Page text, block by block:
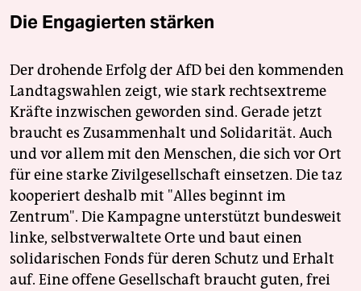
Die Engagierten stärken
Der drohende Erfolg der AfD bei den kommenden
Landtagswahlen zeigt, wie stark rechtsextreme
Kräfte inzwischen geworden sind. Gerade jetzt
braucht es Zusammenhalt und Solidarität. Auch
und vor allem mit den Menschen, die sich vor Ort
für eine starke Zivilgesellschaft einsetzen. Die taz
kooperiert deshalb mit "Alles beginnt im
Zentrum". Die Kampagne unterstützt bundesweit
linke, selbstverwaltete Orte und baut einen
solidarischen Fonds für deren Schutz und Erhalt
auf. Eine offene Gesellschaft braucht guten, frei